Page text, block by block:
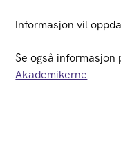
Informasjon vil
Se også
Akademikerne